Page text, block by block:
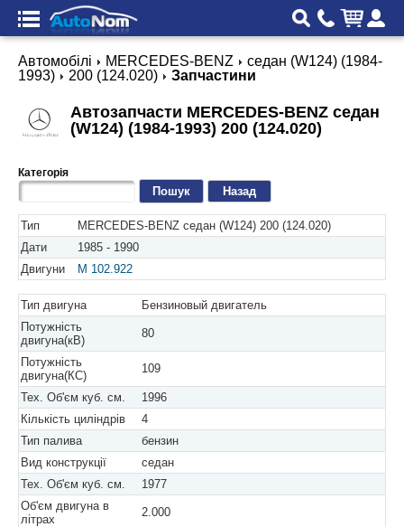
Автомобілі MERCEDES-BENZ
седан (W124) (1984-
1993)
200 (124.020) Запчастини
Автозапчасти MERCEDES-BENZ седан
(W124) (1984-1993) 200 (124.020)
Категорія
Назад
Тип
MERCEDES-BENZ седан (W124) 200 (124.020)
Дати
1985 - 1990
Двигуни
M 102.922
Тип двигуна
Бензиновый двигатель
Потужність
двигуна(кВ)
80
Потужність
двигуна(КС)
109
Тех. Об'єм куб. см.
1996
Кількість циліндрів
4
Тип палива
бензин
Вид конструкції
седан
Тех. Об'єм куб. см.
1977
Об'єм двигуна в
літрах
2.000